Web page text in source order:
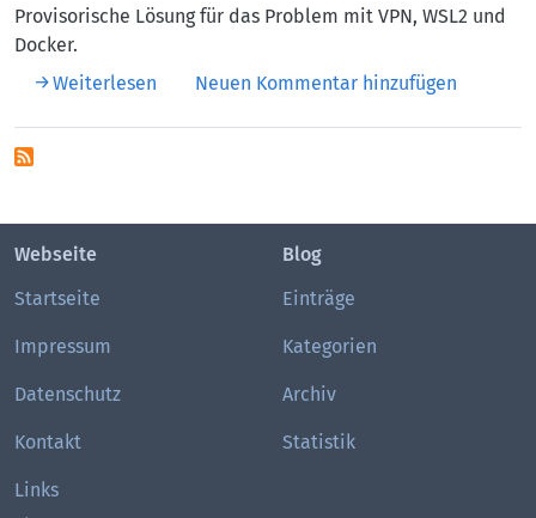
Provisorische Lösung für das Problem mit VPN, WSL2 und
Docker.
Weiterlesen über WSL, VPN und Docker
Neuen Kommentar hinzufügen
Webseite
Startseite
Impressum
Datenschutz
Kontakt
Links
Blog
Einträge
Kategorien
Archiv
Statistik